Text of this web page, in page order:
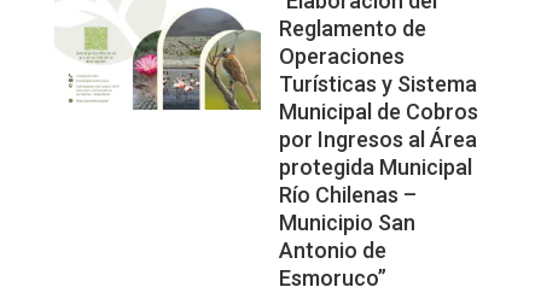
Reglamento de
Operaciones
Turísticas y Sistema
Municipal de Cobros
por Ingresos al Área
protegida Municipal
Río Chilenas –
Municipio San
Antonio de
Esmoruco”